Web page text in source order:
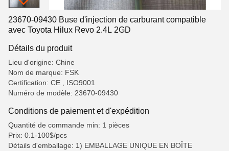
23670-09430 Buse d'injection de carburant compatible
avec Toyota Hilux Revo 2.4L 2GD
Détails du produit
Lieu d'origine: Chine
Nom de marque: FSK
Certification: CE , ISO9001
Numéro de modèle: 23670-09430
Conditions de paiement et d'expédition
Quantité de commande min: 1 pièces
Prix: 0.1-100$/pcs
Détails d'emballage: 1) EMBALLAGE UNIQUE EN BOÎTE